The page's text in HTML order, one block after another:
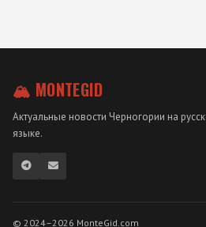
🏔 MONTEGID
Актуальные новости Черногории на
языке.
© 2024–2026 MonteGid.com